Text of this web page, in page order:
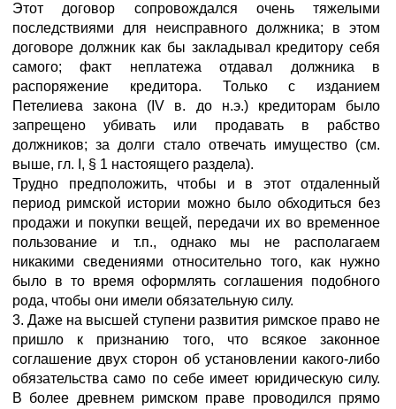
Этот договор сопровождался очень тяжелыми
последствиями для неисправного должника; в этом
договоре должник как бы закладывал кредитору себя
самого; факт неплатежа отдавал должника в
распоряжение кредитора. Только с изданием
Петелиева закона (IV в. до н.э.) кредиторам было
запрещено убивать или продавать в рабство
должников; за долги стало отвечать имущество (см.
выше, гл. I, § 1 настоящего раздела).
Трудно предположить, чтобы и в этот отдаленный
период римской истории можно было обходиться без
продажи и покупки вещей, передачи их во временное
пользование и т.п., однако мы не располагаем
никакими сведениями относительно того, как нужно
было в то время оформлять соглашения подобного
рода, чтобы они имели обязательную силу.
3. Даже на высшей ступени развития римское право не
пришло к признанию того, что всякое законное
соглашение двух сторон об установлении какого-либо
обязательства само по себе имеет юридическую силу.
В более древнем римском праве проводился прямо